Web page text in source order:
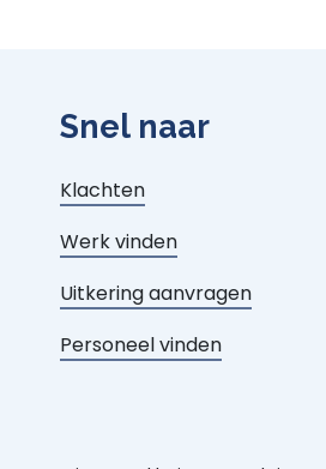
Snel naar
Klachten
Werk vinden
Uitkering aanvragen
Personeel vinden